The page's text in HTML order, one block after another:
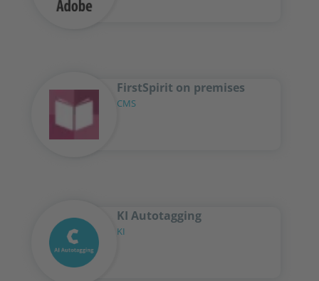
FirstSpirit on premises
CMS
KI Autotagging
KI